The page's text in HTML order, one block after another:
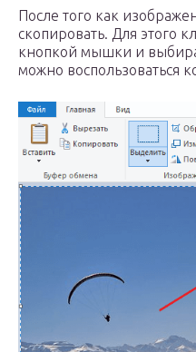
После того как
скопировать. Для этого
кнопкой мышки и
можно воспользоваться